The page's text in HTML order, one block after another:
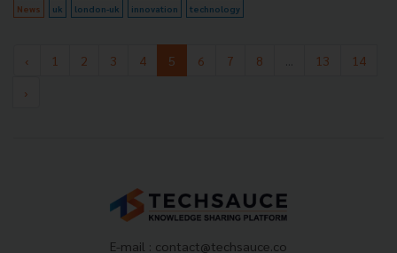
News uk london-uk innovation technology
‹ 1 2 3 4 5 6 7 8 13
14
›
E-mail : contact@techsauce.co